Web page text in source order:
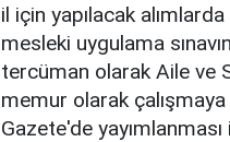
il için yapılacak
mesleki uygulama
tercüman olarak Aile ve
memur olarak çalışmaya
Gazete'de